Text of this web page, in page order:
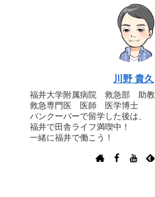
川野 貴久
福井大学附属病院 救急部 助教
救急専門医 医師 医学博士
バンクーバーで留学した後は、
福井で田舎ライフ満喫中！
一緒に福井で働こう！